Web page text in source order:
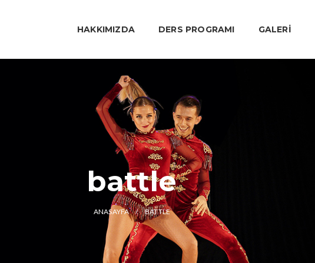
HAKKIMIZDA DERS PROGRAMI GALERI
battle
ANASAYFA BATTLE